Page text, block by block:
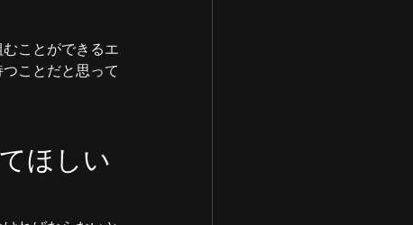
ことができるエ
ことだと思って
ほしい